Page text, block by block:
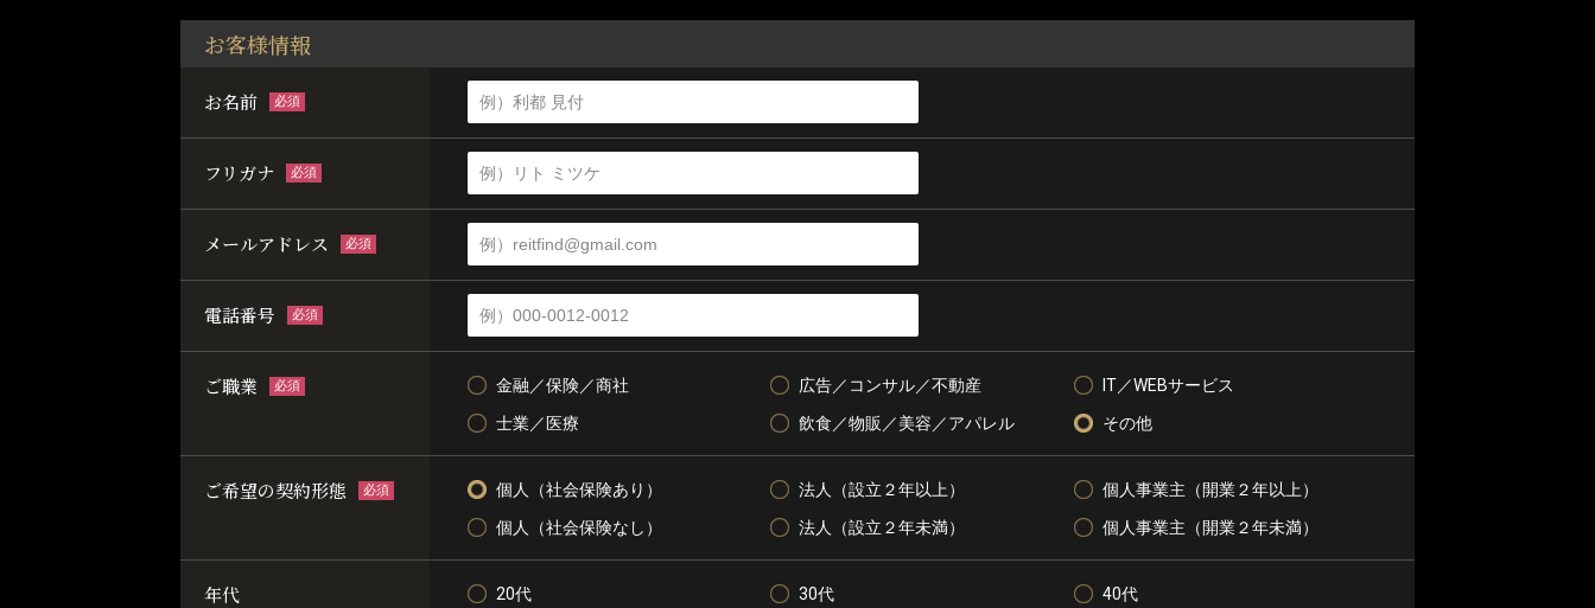
お客様情報
お名前 必須
フリガナ 必須
メールアドレス 必須
電話番号 必須
ご職業 必須 金融／保険／商社 広告／コンサル／不動産
IT／WEBサービス
士業／医療
飲食／物販／美容／アパレル その他
ご希望の契約形態 必須 個人（社会保険あり） 法人（設立２年以上）
個人事業主（開業２年以上）
個人（社会保険なし）
法人（設立２年未満） 個人事業主（開業２年未満）
年代 20代 30代
40代